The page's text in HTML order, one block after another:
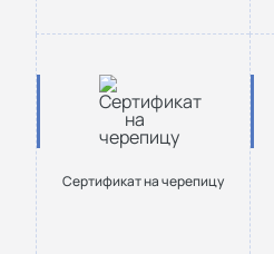
Сертификат на черепицу